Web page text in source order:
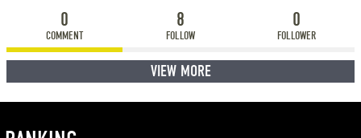
0
COMMENT
8
FOLLOW
0
FOLLOWER
VIEW MORE